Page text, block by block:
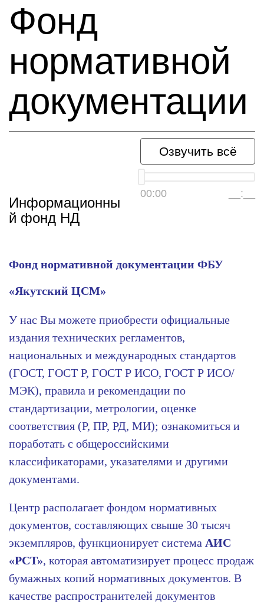
Фонд
нормативной
документации
Озвучить всё
00:00 __:__
Информационны
й фонд НД
Фонд нормативной документации ФБУ
«Якутский ЦСМ»
У нас Вы можете приобрести официальные
издания технических регламентов,
национальных и международных стандартов
(ГОСТ, ГОСТ Р, ГОСТ Р ИСО, ГОСТ Р ИСО/
МЭК), правила и рекомендации по
стандартизации, метрологии, оценке
соответствия (Р, ПР, РД, МИ); ознакомиться и
поработать с общероссийскими
классификаторами, указателями и другими
документами.
Центр располагает фондом нормативных
документов, составляющих свыше 30 тысяч
экземпляров, функционирует cистема АИС
«РСТ», которая автоматизирует процесс продаж
бумажных копий нормативных документов. В
качестве распространителей документов